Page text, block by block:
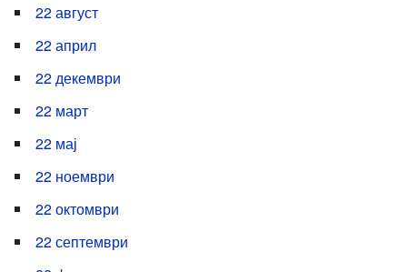
22 август
22 април
22 декември
22 март
22 мај
22 ноември
22 октомври
22 септември